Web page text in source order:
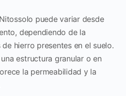
puede variar desde
dependiendo de la
hierro presentes en el suelo.
estructura granular o en
la permeabilidad y la